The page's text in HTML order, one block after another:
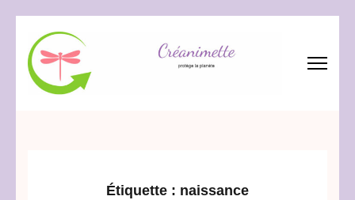
au
contenu
(Pressez
Étiquette : naissance